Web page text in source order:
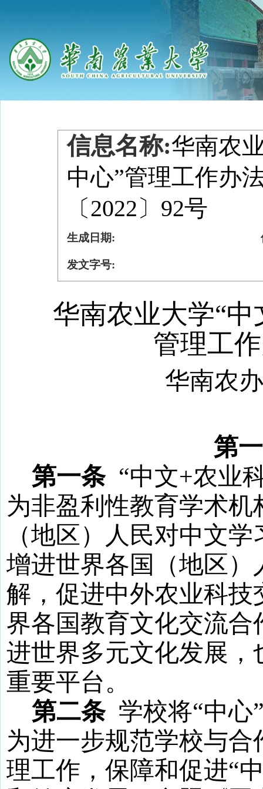
信息名称:华南农
中心”管理工作办
〔2022〕92号
生成日期:
发文字号:
华南农业大学“
管理工
华南农
第
第一条 “中文+农业
为非盈利性教育学术
（地区）人民对中文
增进世界各国（地区
解，促进中外农业科
界各国教育文化交流
进世界多元文化发展
重要平台。
第二条 学校将“中心
为进一步规范学校与合
理工作 ，保障和促进“